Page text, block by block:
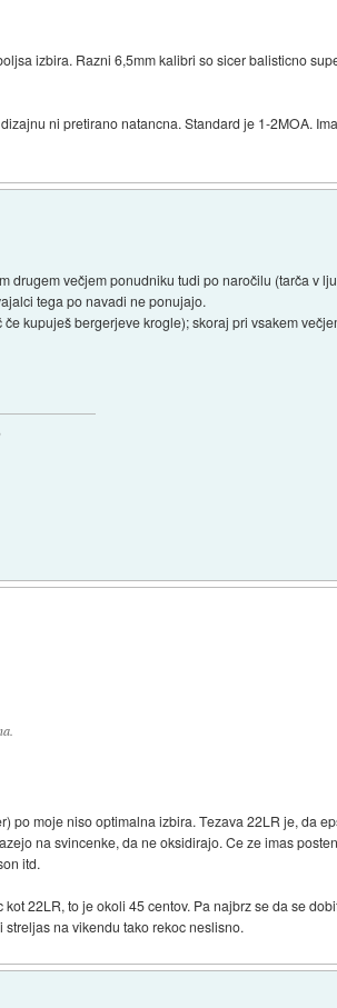
izbira. Razni 6,5mm kalibri so sicer balisticno
ni pretirano natancna. Standard je 1-2MOA.
drugem večjem ponudniku tudi po naročilu (tarča v
tega po navadi ne ponujajo.
kupuješ bergerjeve krogle); skoraj pri vsakem
po moje niso optimalna izbira. Tezava 22LR je, da
na svincenke, da ne oksidirajo. Ce ze imas
itd.
22LR, to je okoli 45 centov. Pa najbrz se da se
na vikendu tako rekoc neslisno.